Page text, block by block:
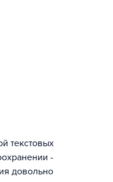
текстовых
-
довольно